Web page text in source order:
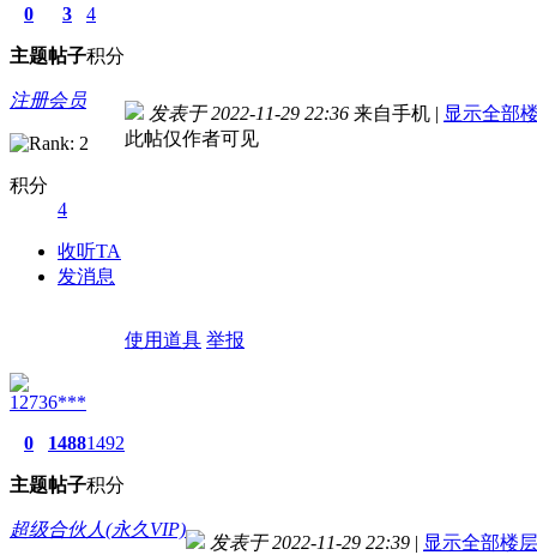
0
主题
3
帖子
4
积分
注册会员
积分
4
收听TA
发消息
发表于 2022-11-29 22:36 来自手机 | 显示全部
此帖仅作者可见
使用道具 举报
12736***
0
主题
1488
帖子
1492
积分
超级合伙人(永久VIP)
发表于 2022-11-29 22:39 | 显示全部楼层